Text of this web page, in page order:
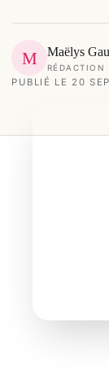
M Maëlys
RÉDACTION
PUBLIÉ LE 20